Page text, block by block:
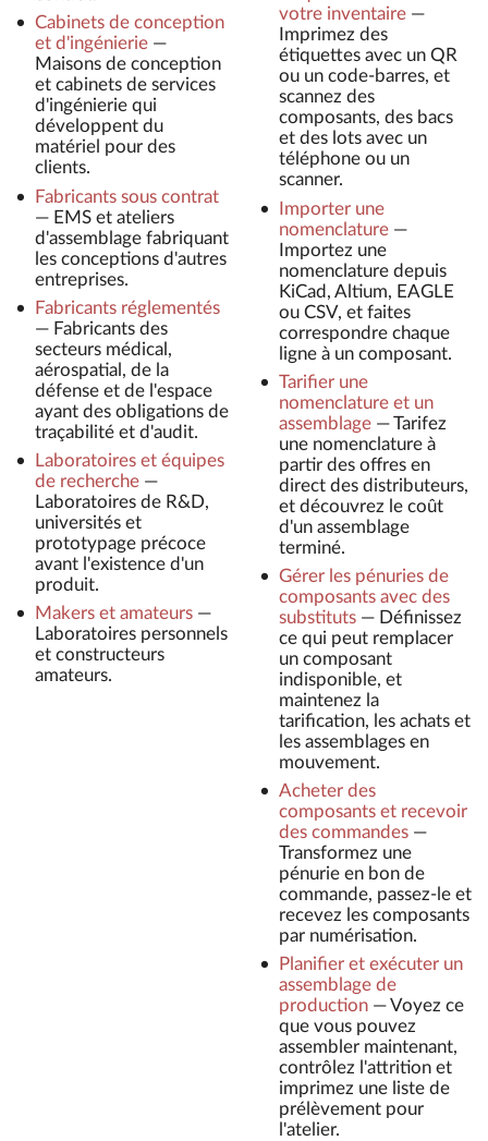
Cabinets de conception
et d'ingénierie—
Maisons de conception
et cabinets de services
d'ingénierie qui
développent du
matériel pour des
clients.
Fabricants sous contrat
— EMS et ateliers
d'assemblage fabriquant
les conceptions d'autres
entreprises.
Fabricants réglementés
— Fabricants des
secteurs médical,
aérospatial, de la
défense et de l'espace
ayant des obligations de
traçabilité et d'audit.
Laboratoires et équipes
de recherche—
Laboratoires de R&D,
universités et
prototypage précoce
avant l'existence d'un
produit.
Makers et amateurs—
Laboratoires personnels
et constructeurs
amateurs.
votre inventaire—
Imprimez des
étiquettes avec un QR
ou un code-barres, et
scannez des
composants, des bacs
et des lots avec un
téléphone ou un
scanner.
Importer une
nomenclature—
Importez une
nomenclature depuis
KiCad, Altium, EAGLE
ou CSV, et faites
correspondre chaque
ligne à un composant.
Tarifier une
nomenclature et un
assemblage—Tarifez
une nomenclature à
partir des offres en
direct des distributeurs,
et découvrez le coût
d'un assemblage
terminé.
Gérer les pénuries de
composants avec des
substituts— Définissez
ce qui peut remplacer
un composant
indisponible, et
maintenez la
tarification, les achats et
les assemblages en
mouvement.
Acheter des
composants et recevoir
des commandes—
Transformez une
pénurie en bon de
commande, passez-le et
recevez les composants
par numérisation.
Planifier et exécuter un
assemblage de
production—Voyez ce
que vous pouvez
assembler maintenant,
contrôlez l'attrition et
imprimez une liste de
prélèvement pour
l'atelier.